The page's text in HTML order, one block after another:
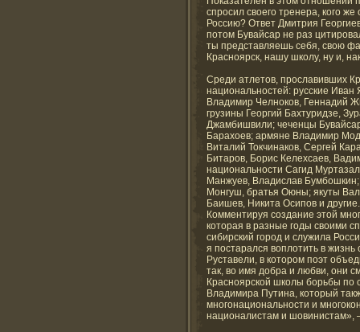
спросил своего тренера, кого
Россию? Ответ Дмитрия
потом Бувайсар не раз
ты представляешь себя, свою
Красноярск, нашу школу, ну и,
Среди атлетов, прославивших
национальностей: русские
Владимир Челноков, Геннадий
грузины Георгий Бахтуридзе,
Джамбишвили; чеченцы
Барахоев; армяне Владимир
Виталий Токчинаков, Сергей
Битаров, Борис Келехсаев,
национальности Сагид
Манжуев, Владислав
Монгуш, братья Оюны; якуты
Баишев, Никита Осипов и другие.
Комментируя создание этой
которая в разные годы своими
сибирский город и служила
я постарался воплотить в
Руставели, в котором поэт
так, во имя добра и любви, они
Красноярской школы борьбы по
Владимира Путина, который
многонациональности и
националистам и шовинистам»,